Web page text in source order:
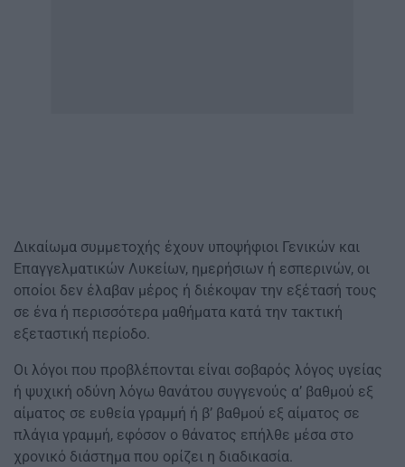
Δικαίωμα συμμετοχής έχουν υποψήφιοι Γενικών και
Επαγγελματικών Λυκείων, ημερήσιων ή εσπερινών, οι
οποίοι δεν έλαβαν μέρος ή διέκοψαν την εξέτασή τους
σε ένα ή περισσότερα μαθήματα κατά την τακτική
εξεταστική περίοδο.
Οι λόγοι που προβλέπονται είναι σοβαρός λόγος υγείας
ή ψυχική οδύνη λόγω θανάτου συγγενούς α’ βαθμού εξ
αίματος σε ευθεία γραμμή ή β’ βαθμού εξ αίματος σε
πλάγια γραμμή, εφόσον ο θάνατος επήλθε μέσα στο
χρονικό διάστημα που ορίζει η διαδικασία.